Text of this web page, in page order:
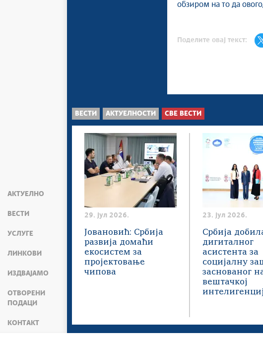
АКТУЕЛНО
ВЕСТИ
УСЛУГЕ
ЛИНКОВИ
ИЗДВАЈАМО
ОТВОРЕНИ
ПОДАЦИ
КОНТАКТ
обзиром на то да
Поделите овај текст:
ВЕСТИ АКТУЕЛНОСТИ СВЕ ВЕСТИ
29. јул 2026.
Јовановић: Србија
развија домаћи
екосистем за
пројектовање
чипова
23. јул 2026.
Србија
дигиталног
асистента за
социјалну
заснованог
вештачкој